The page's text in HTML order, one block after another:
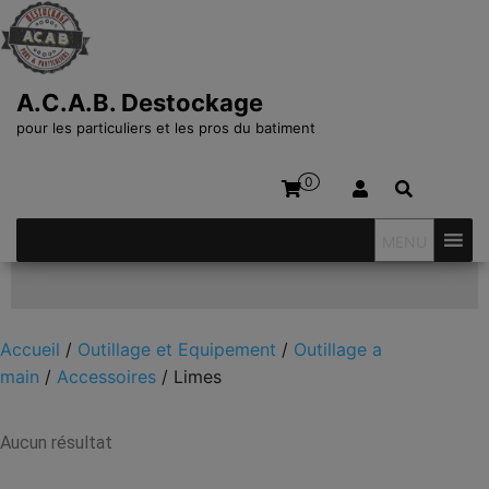
A.C.A.B. Destockage
pour les particuliers et les pros du batiment
0
Accueil / Outillage et Equipement / Outillage a
main / Accessoires / Limes
Aucun résultat